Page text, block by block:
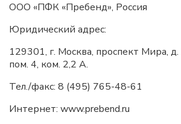
ООО «ПФК «Пребенд», Россия
Юридический адрес:
129301, г. Москва, проспект Мира, д.
пом. 4, ком. 2,2 А.
Тел./факс: 8 (495) 765-48-61
Интернет: www.prebend.ru